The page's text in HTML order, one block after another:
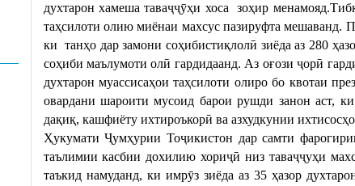
духтарон хамеша таваҷҷӯҳи хоса зоҳир
таҳсилоти олию миёнаи махсус пазируфта мешаванд.
ки танҳо дар замони соҳибистиқлолӣ зиёда аз 280
соҳиби маълумоти олӣ гардидаанд. Аз оғози ҷорӣ
духтарон муассисаҳои таҳсилоти олиро бо квотаи
овардани шароити мусоид барои рушди занон аст,
дақиқ, кашфиёту ихтироъкорӣ ва азхудкунии
Ҳукумати Ҷумҳурии Тоҷикистон дар самти
таълимии касбии дохилию хориҷӣ низ таваҷҷуҳи
таъкид намуданд, ки имрӯз зиёда аз 35 ҳазор